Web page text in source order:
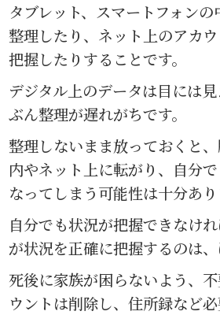
タブレット、スマートフォン
整理したり、ネット上のアカ
把握したりすることです。
デジタル上のデータは目には
ぶん整理が遅れがちです。
整理しないまま放っておくと
内やネット上に転がり、自分
なってしまう可能性は十分あり
自分でも状況が把握できなけ
が状況を正確に把握するのは、
死後に家族が困らないよう、
ウントは削除し、住所録など